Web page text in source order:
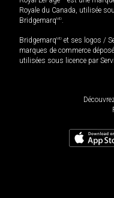
Royale du Canada, utilisée
BridgemarqMD.
BridgemarqMD et ses logos /
marques de commerce
utilisées sous licence par